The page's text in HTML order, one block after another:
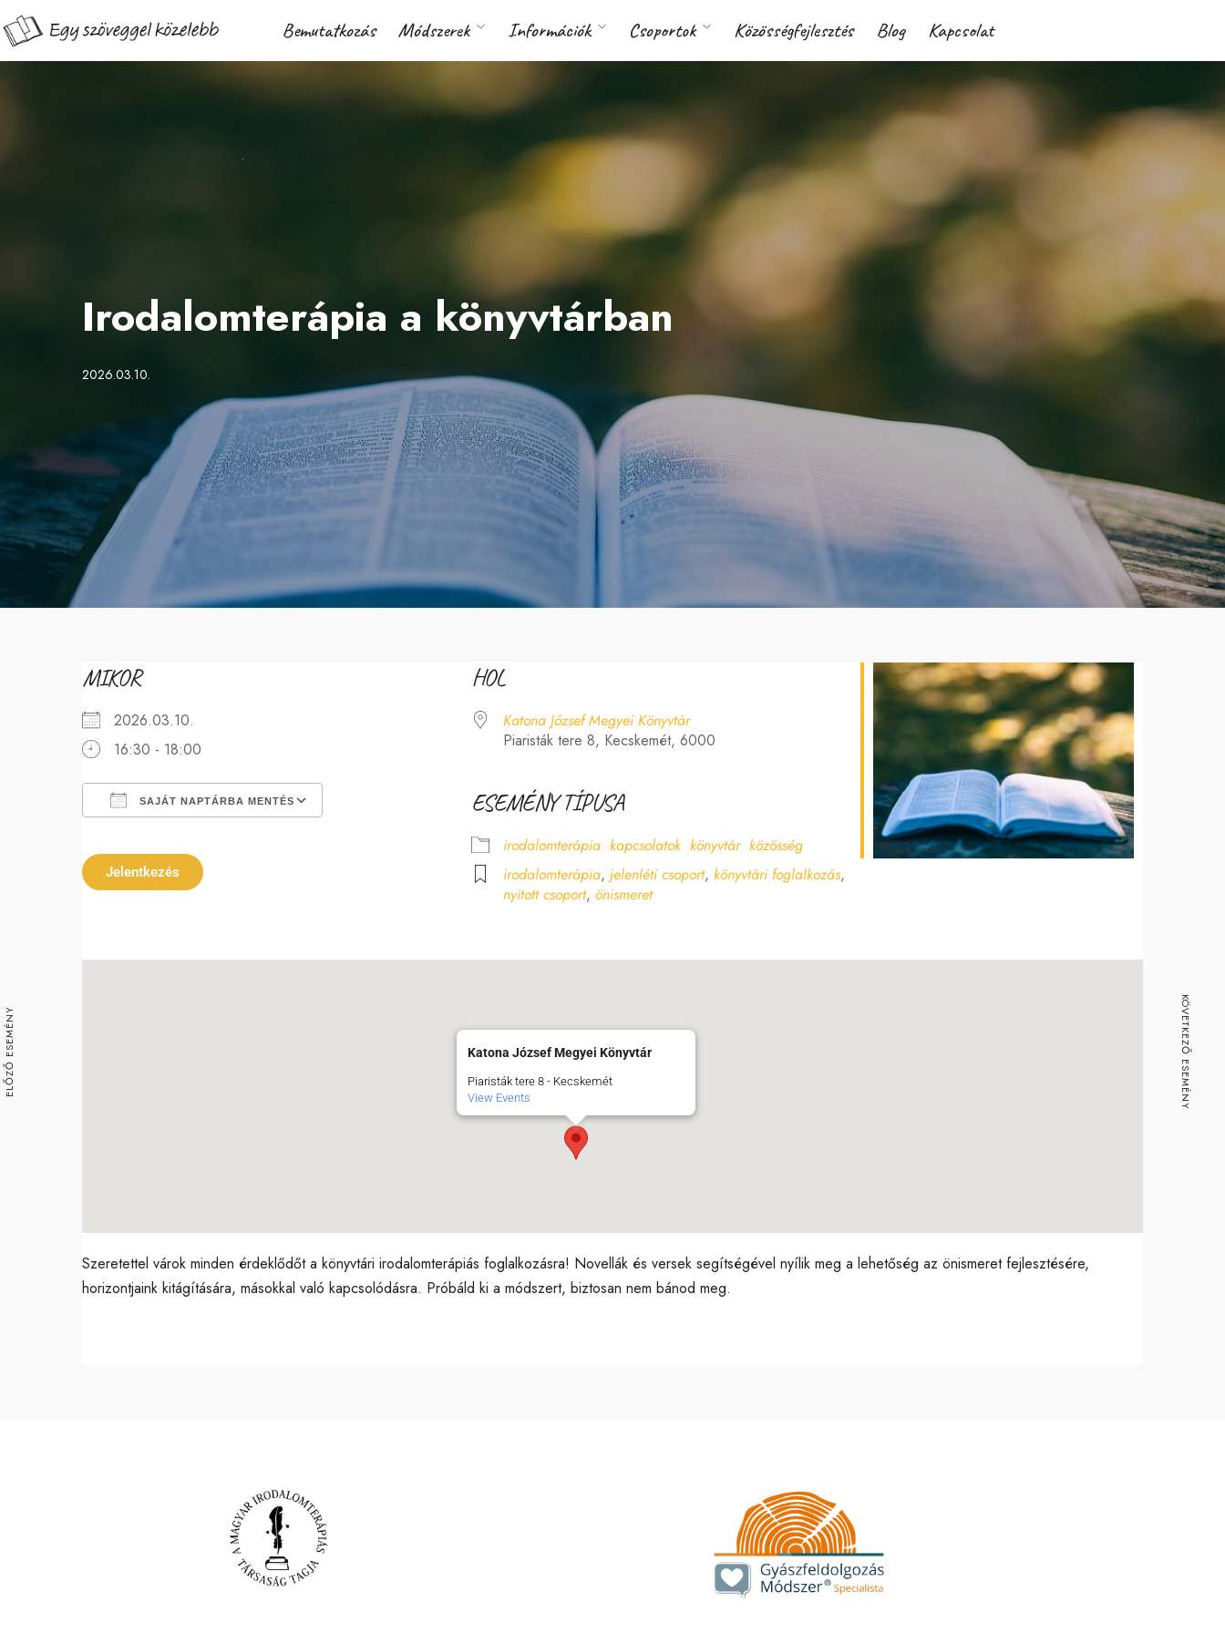
Bemutatkozás Módszerek Információk Csoportok Közösségfejlesztés Blog Kapcsolat
Irodalomterápia a könyvtárban
2026.03.10.
MIKOR
2026.03.10.
16:30 - 18:00
SAJÁT NAPTÁRBA MENTÉS
iCalendar Outlook Live
Jelentkezés
HOL
Katona József Megyei Könyvtár
Piaristák tere 8, Kecskemét, 6000
ESEMÉNY TÍPUSA
irodalomterápia kapcsolatok könyvtár közösség
irodalomterápia, jelenléti csoport, könyvtári foglalkozás,
nyitott csoport, önismeret
Katona József Megyei Könyvtár
Piaristák tere 8 - Kecskemét
View Events
Szeretettel várok minden érdeklődőt a könyvtári irodalomterápiás foglalkozásra! Novellák és versek segítségével nyílik meg a lehetőség az önismeret fejlesztésére,
horizontjaink kitágítására, másokkal való kapcsolódásra. Próbáld ki a módszert, biztosan nem bánod meg.
ELŐZŐ ESEMÉNY KÖVETKEZŐ ESEMÉNY